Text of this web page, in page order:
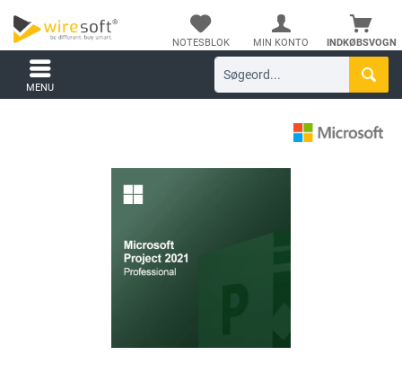
INDKØBSVOGN
NOTESBLOK MIN KONTO
MENU